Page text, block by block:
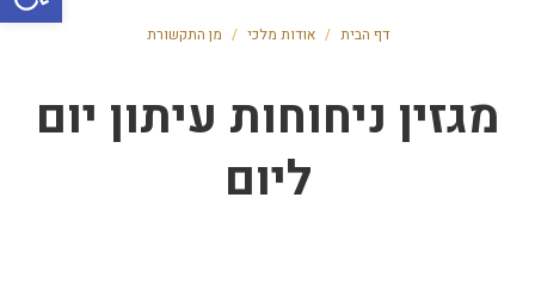
דף הבית / אודות מלכי / מן התקשורת
מגזין ניחוחות עיתון יום
ליום